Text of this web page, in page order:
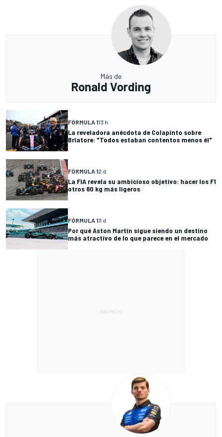
Más de
Ronald Vording
FÓRMULA 113 h
La reveladora anécdota de Colapinto sobre
Briatore: "Todos estaban contentos menos él"
FÓRMULA 12 d
La FIA revela su ambicioso objetivo: hacer los F1
otros 80 kg más ligeros
FÓRMULA 13 d
Por qué Aston Martin sigue siendo un destino
más atractivo de lo que parece en el mercado